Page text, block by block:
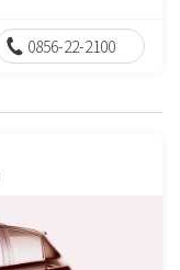
0856-22-2100